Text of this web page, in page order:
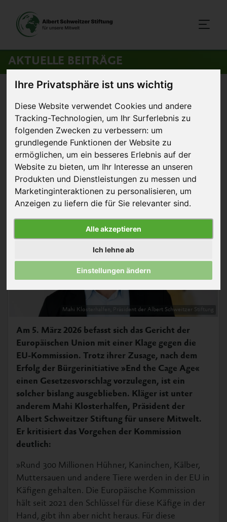
Ihre Privatsphäre ist uns wichtig
Diese Website verwendet Cookies und andere
Tracking-Technologien, um Ihr Surferlebnis zu
folgenden Zwecken zu verbessern: um
grundlegende Funktionen der Website zu
ermöglichen, um ein besseres Erlebnis auf der
Website zu bieten, um Ihr Interesse an unseren
Produkten und Dienstleistungen zu messen und
Marketinginteraktionen zu personalisieren, um
Anzeigen zu liefern die für Sie relevanter sind.
Alle akzeptieren
Ich lehne ab
Einstellungen ändern
AKTUELLE BEITRÄGE
Startseite > Aktuelles>End the Cage Age: EU-Kommission hat den
Schlüssel
2. März 2026
End the Cage Age: EU-
Kommission hat den Schlüssel
Mahi Klosterhalfen, Präsident der Albert Schweitzer Stiftung
Am 5. März 2026 befasst sich das Gericht der
Europäischen Union mit einer Klage gegen die
EU-Kommission. Trotz ihrer Zusage, nach dem
Erfolg der Bürgerinitiative »End the Cage Age«
einen Gesetzesvorschlag vorzulegen, ist ein
solcher bislang ausgeblieben. Kläger ist unter
anderem Mahi Klosterhalfen, Präsident der
Albert Schweitzer Stiftung für unsere Mitwelt.
Er kritisiert das Vorgehen der Kommission
deutlich:
»Rund 300 Millionen Hühner, Kaninchen, Kälber,
Muttersauen und andere Tiere werden in der EU in
Käfigen gehalten. Die Europäische Kommission
hält seit 2021 den Schlüssel für diese Käfige in der
Hand, gibt ihn aber nicht heraus. Für diese